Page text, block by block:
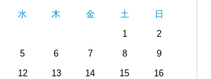
水 木 金 土
日
1
2
5 6 7 8
9
12 13 14 15
16